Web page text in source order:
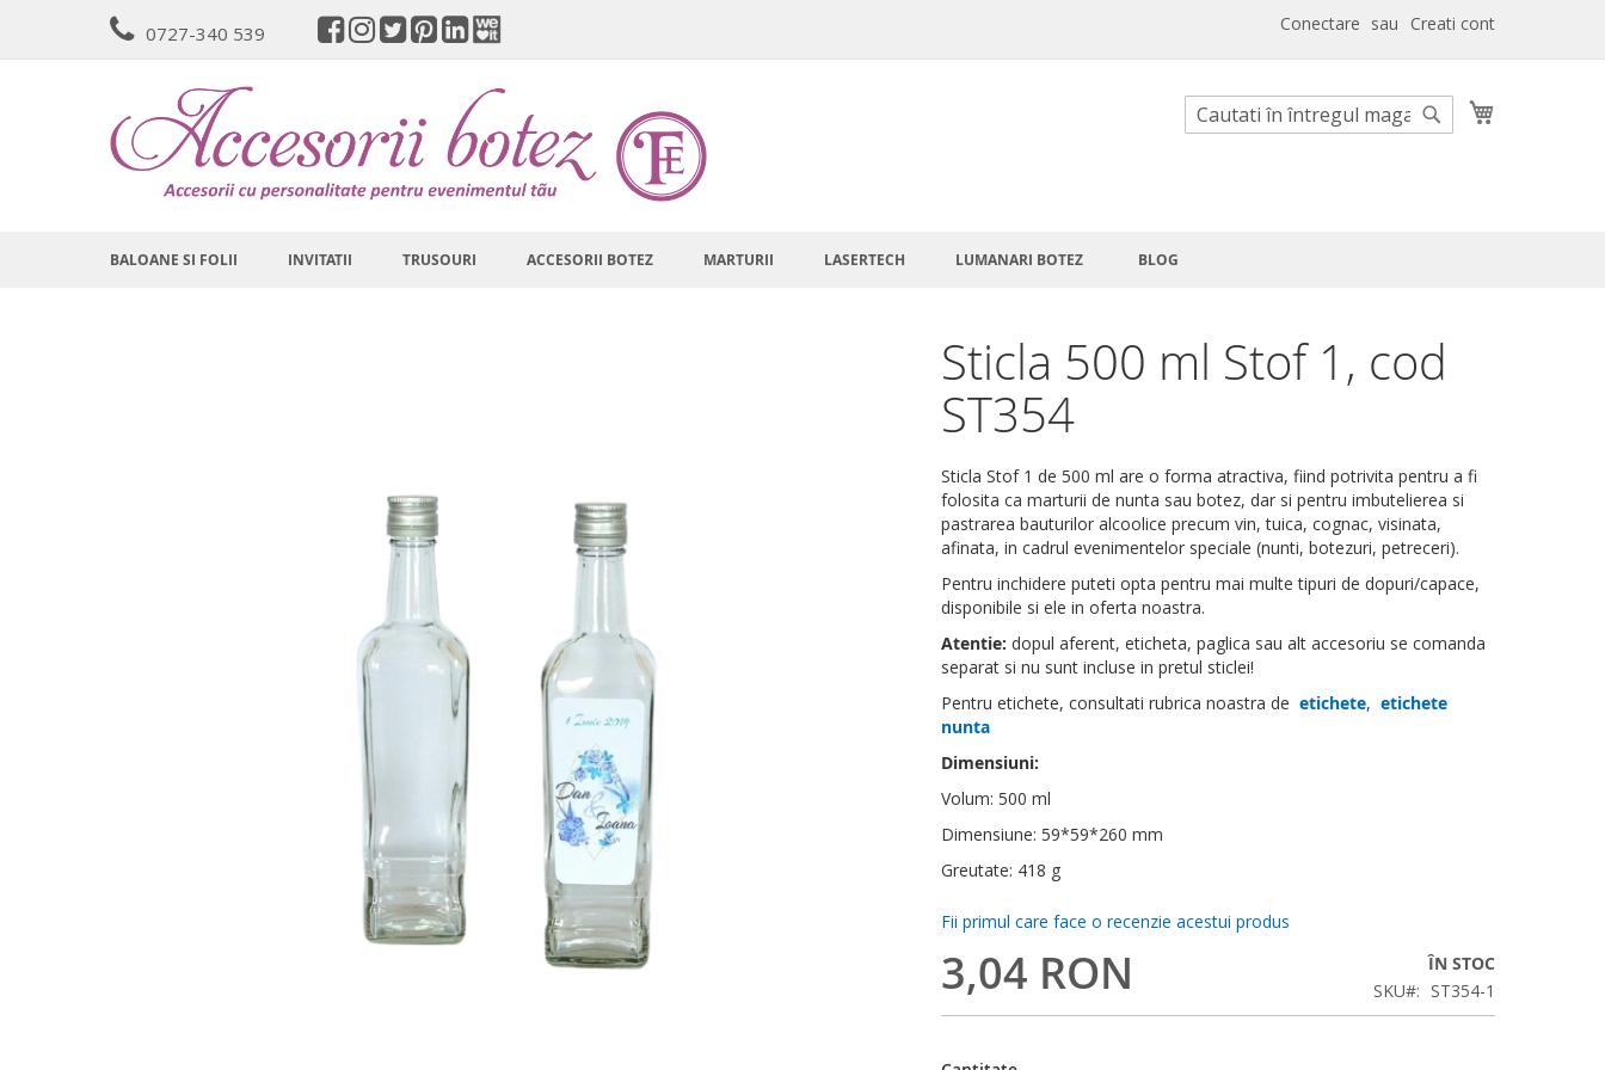
Mergeti
la
Conectare Creati cont
0727-340 539
Cautare
BALOANE SI FOLII INVITATII TRUSOURI ACCESORII BOTEZ MARTURII LASERTECH LUMANARI BOTEZ BLOG
Sticla 500 ml Stof 1, cod
ST354
Sticla Stof 1 de 500 ml are o forma atractiva, fiind potrivita pentru a fi
folosita ca marturii de nunta sau botez, dar si pentru imbutelierea si
pastrarea bauturilor alcoolice precum vin, tuica, cognac, visinata,
afinata, in cadrul evenimentelor speciale (nunti, botezuri, petreceri).
Pentru inchidere puteti opta pentru mai multe tipuri de dopuri/capace,
disponibile si ele in oferta noastra.
Atentie: dopul aferent, eticheta, paglica sau alt accesoriu se comanda
separat si nu sunt incluse in pretul sticlei!
Pentru etichete, consultati rubrica noastra de etichete, etichete
nunta
Dimensiuni:
Volum: 500 ml
Dimensiune: 59*59*260 mm
Greutate: 418 g
Fii primul care face o recenzie acestui produs
3,04 RON
ÎN STOC
SKU
ST354-1